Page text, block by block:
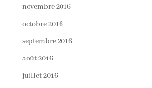
novembre 2016
octobre 2016
septembre 2016
août 2016
juillet 2016